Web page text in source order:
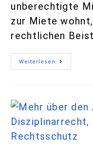
unberechtigte
zur Miete
rechtlichen
Weiterlesen